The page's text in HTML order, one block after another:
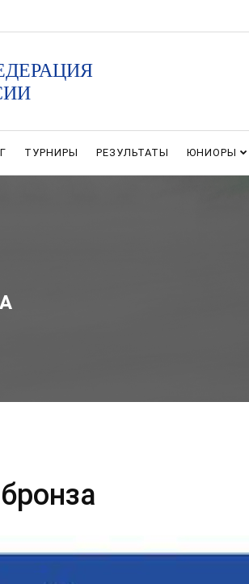
ТУРНИРЫ РЕЗУЛЬТАТЫ ЮНИОРЫ